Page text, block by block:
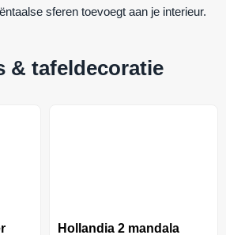
sferen toevoegt aan je interieur.
& tafeldecoratie
Hollandia 2 mandala